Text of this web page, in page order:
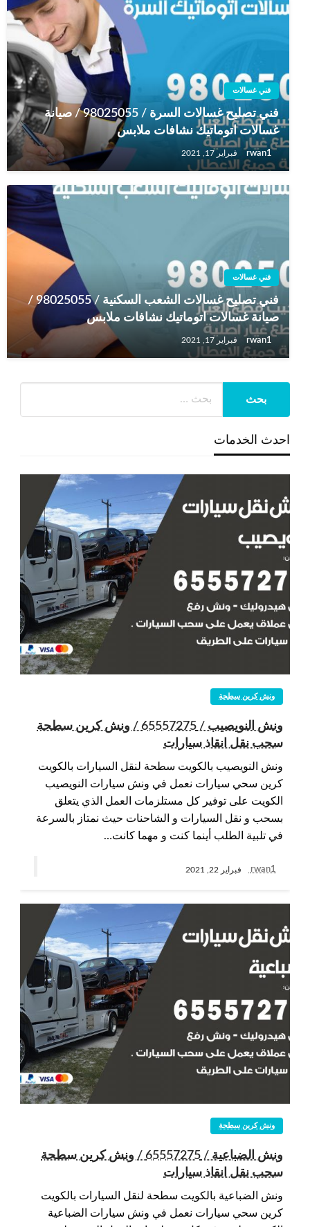
فني غسالات
فني تصليح غسالات السرة / 98025055 / صيانة
غسالات اتوماتيك نشافات ملابس
rwan1 فبراير 17, 2021
فني غسالات
فني تصليح غسالات الشعب السكنية / 98025055 /
صيانة غسالات اتوماتيك نشافات ملابس
rwan1 فبراير 17, 2021
احدث الخدمات
ونش كرين سطحة
ونش النويصيب / 65557275 / ونش كرين سطحة
سحب نقل انقاذ سيارات
ونش النويصيب بالكويت سطحة لنقل السيارات بالكويت
كرين سحي سيارات نعمل في ونش سيارات النويصيب
الكويت على توفير كل مستلزمات العمل الذي يتعلق
بسحب و نقل السيارات و الشاحنات حيث نمتاز بالسرعة
في تلبية الطلب أينما كنت و مهما كانت…
rwan1 فبراير 22, 2021
ونش كرين سطحة
ونش الضباعية / 65557275 / ونش كرين سطحة
سحب نقل انقاذ سيارات
ونش الضباعية بالكويت سطحة لنقل السيارات بالكويت
كرين سحي سيارات نعمل في ونش سيارات الضباعية